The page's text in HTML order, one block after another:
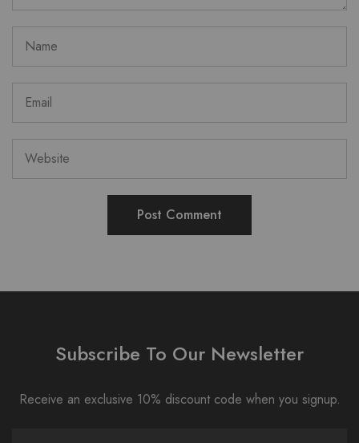
Subscribe To Our Newsletter
Receive an exclusive 10% discount code when you signup.